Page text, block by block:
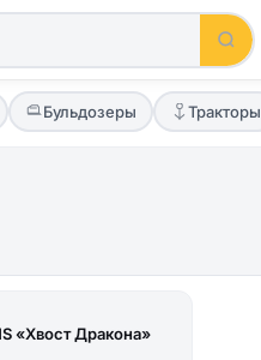
Бульдозеры Тракторы
«Хвост Дракона»